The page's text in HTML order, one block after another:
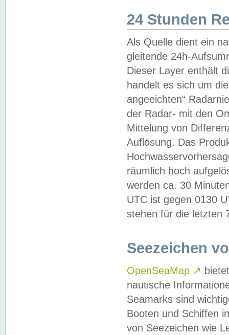
24 Stunden
Als Quelle dient ein
gleitende 24h-
Dieser Layer enthält
handelt es sich um
angeeichten“
der Radar- mit den
Mittelung von
Auflösung. Das
räumlich hoch
werden ca. 30
UTC ist gegen 0130
stehen für die letzten
Seezeichen
OpenSeaMap ↗
nautische
Seamarks sind
Booten und Schiffen
von Seezeichen wie